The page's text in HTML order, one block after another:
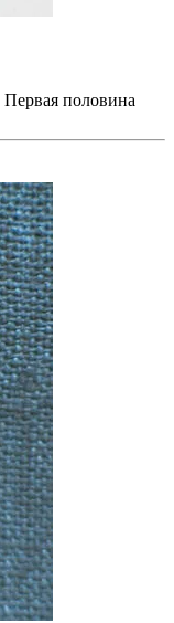
Первая половина